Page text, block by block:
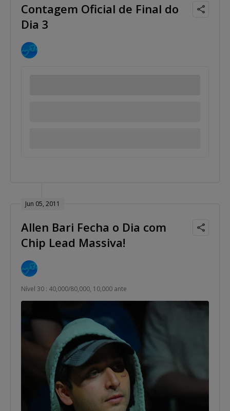
Contagem Oficial de Final do
Dia 3
Jun 05, 2011
Allen Bari Fecha o Dia com
Chip Lead Massiva!
Nível 30 : 40,000/80,000, 10,000 ante